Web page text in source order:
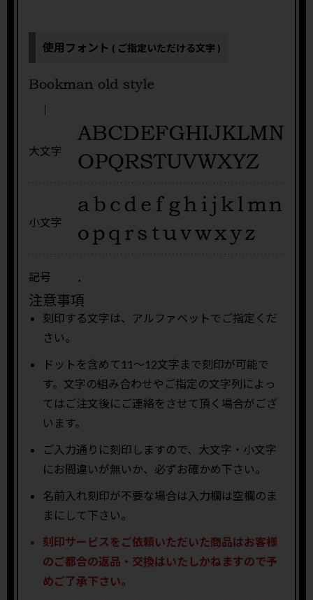
使用フォント ( ご指定いただける文字 )
大文字
小文字
記号 .
注意事項
刻印する文字は、アルファベットでご指定くだ
さい。
ドットを含めて11〜12文字まで刻印が可能で
す。文字の組み合わせやご指定の文字列によっ
てはご注文後にご連絡をさせて頂く場合がござ
います。
ご入力通りに刻印しますので、大文字・小文字
にお間違いが無いか、必ずお確かめ下さい。
名前入れ刻印が不要な場合は入力欄は空欄のま
まにして下さい。
刻印サービスをご依頼いただいた商品はお客様
のご都合の返品・交換はいたしかねますので予
めご了承下さい。